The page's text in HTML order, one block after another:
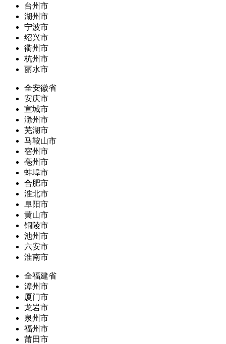
台州市
湖州市
宁波市
绍兴市
衢州市
杭州市
丽水市
全安徽省
安庆市
宣城市
滁州市
芜湖市
马鞍山市
宿州市
亳州市
蚌埠市
合肥市
淮北市
阜阳市
黄山市
铜陵市
池州市
六安市
淮南市
全福建省
漳州市
厦门市
龙岩市
泉州市
福州市
莆田市